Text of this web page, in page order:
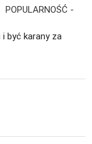
POPULARNOŚĆ -
być karany za